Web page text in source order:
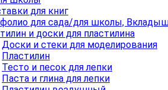
для книг
для сада/для школы,
и доски для пластилина
Доски и стеки для моделирования
Пластилин
Тесто и песок для лепки
Паста и глина для лепки